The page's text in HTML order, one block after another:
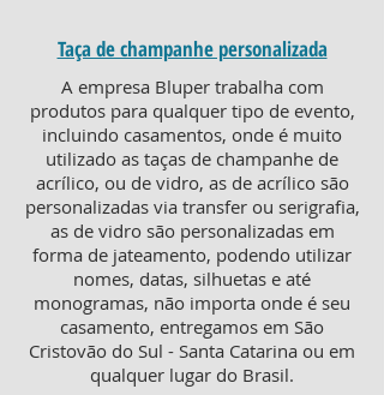
Taça de champanhe personalizada
A empresa Bluper trabalha com
produtos para qualquer tipo de evento,
incluindo casamentos, onde é muito
utilizado as taças de champanhe de
acrílico, ou de vidro, as de acrílico são
personalizadas via transfer ou serigrafia,
as de vidro são personalizadas em
forma de jateamento, podendo utilizar
nomes, datas, silhuetas e até
monogramas, não importa onde é seu
casamento, entregamos em São
Cristovão do Sul - Santa Catarina ou em
qualquer lugar do Brasil.